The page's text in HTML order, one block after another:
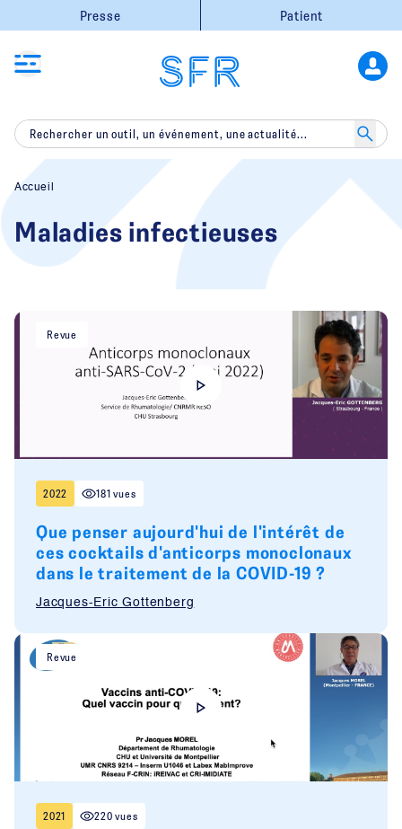
Presse Patient
Accueil
Maladies infectieuses
Revue
2022 181 vues
Que penser aujourd'hui de l'intérêt de
ces cocktails d'anticorps monoclonaux
dans le traitement de la COVID-19 ?
Jacques-Eric Gottenberg
Revue
2021 220 vues